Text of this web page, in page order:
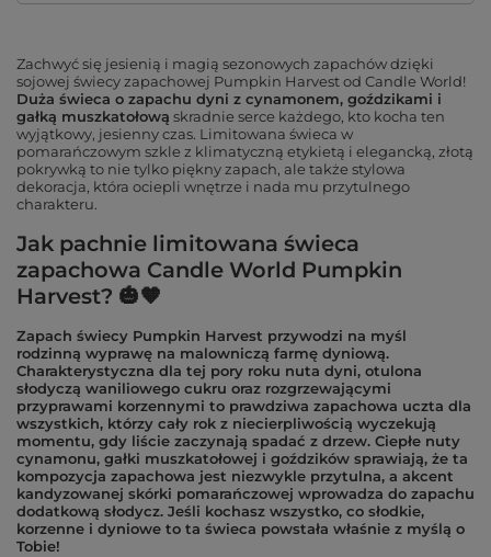
Zachwyć się jesienią i magią sezonowych zapachów dzięki
sojowej świecy zapachowej Pumpkin Harvest od Candle World!
Duża świeca o zapachu dyni z cynamonem, goździkami i
gałką muszkatołową skradnie serce każdego, kto kocha ten
wyjątkowy, jesienny czas. Limitowana świeca w
pomarańczowym szkle z klimatyczną etykietą i elegancką, złotą
pokrywką to nie tylko piękny zapach, ale także stylowa
dekoracja, która ociepli wnętrze i nada mu przytulnego
charakteru.
Jak pachnie limitowana świeca
zapachowa Candle World Pumpkin
Harvest? 🎃🧡
Zapach świecy Pumpkin Harvest przywodzi na myśl
rodzinną wyprawę na malowniczą farmę dyniową.
Charakterystyczna dla tej pory roku nuta dyni, otulona
słodyczą waniliowego cukru oraz rozgrzewającymi
przyprawami korzennymi to prawdziwa zapachowa uczta dla
wszystkich, którzy cały rok z niecierpliwością wyczekują
momentu, gdy liście zaczynają spadać z drzew. Ciepłe nuty
cynamonu, gałki muszkatołowej i goździków sprawiają, że ta
kompozycja zapachowa jest niezwykle przytulna, a akcent
kandyzowanej skórki pomarańczowej wprowadza do zapachu
dodatkową słodycz. Jeśli kochasz wszystko, co słodkie,
korzenne i dyniowe to ta świeca powstała właśnie z myślą o
Tobie!